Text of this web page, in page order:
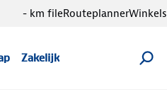
Zakelijk
- km fileRouteplannerWinkels